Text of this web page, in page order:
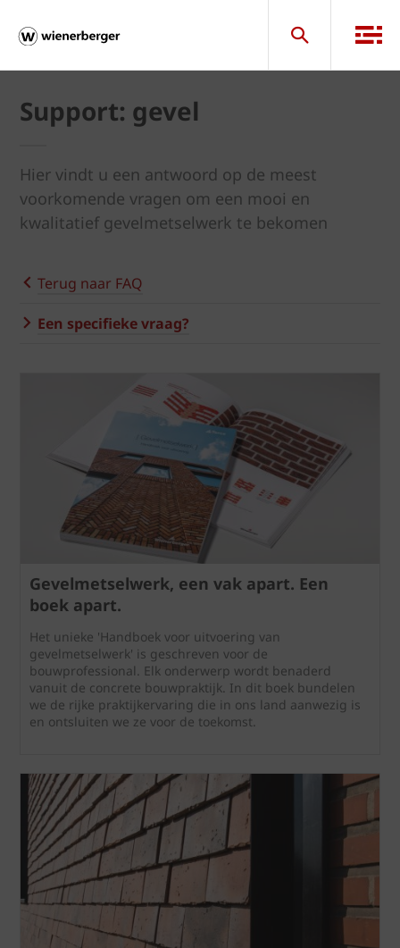
Support: gevel
Hier vindt u een antwoord op de meest
voorkomende vragen om een mooi en
kwalitatief gevelmetselwerk te bekomen
Terug naar FAQ
Een specifieke vraag?
Gevelmetselwerk, een vak apart. Een
boek apart.
Het unieke 'Handboek voor uitvoering van
gevelmetselwerk' is geschreven voor de
bouwprofessional. Elk onderwerp wordt benaderd
vanuit de concrete bouwpraktijk. In dit boek bundelen
we de rijke praktijkervaring die in ons land aanwezig is
en ontsluiten we ze voor de toekomst.